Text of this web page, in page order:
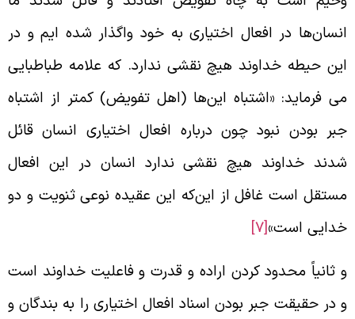
در افعال اختیاری به خود واگذار شده ایم و در
حیطه خداوند هیچ نقشی ندارد. که علامه طباطبایی
فرماید: «اشتباه این‌ها (اهل تفویض) کمتر از اشتباه
بودن نبود چون درباره افعال اختیاری انسان قائل
خداوند هیچ نقشی ندارد انسان در این افعال
است غافل از این‌که این عقیده نوعی ثنویت و دو
است»[7]
ثانیاً محدود کردن اراده و قدرت و فاعلیت خداوند است
در حقیقت جبر بودن اسناد افعال اختیاری را به بندگان و